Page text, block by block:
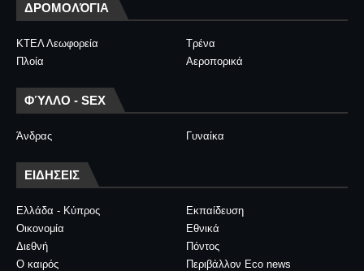
ΔΡΟΜΟΛΌΓΙΑ
ΚΤΕΛ Λεωφορεία
Τρένα
Πλοία
Αεροπορικά
ΦΎΛΛΟ - SEX
Άνδρας Γυναίκα
ΕΙΔΗΣΕΙΣ
Ελλάδα - Κύπρος
Εκπαίδευση
Οικονομία
Εθνικά
Διεθνή
Πόντος
Ο καιρός
Περιβάλλον Eco news